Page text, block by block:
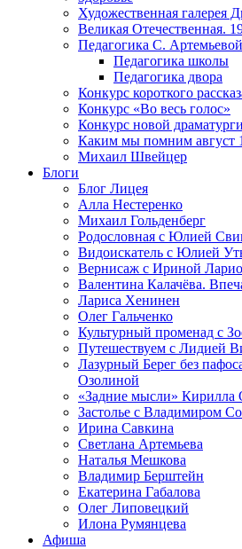
Художественная галерея
Великая Отечественная.
Педагогика С. Артемьевой
Педагогика школы
Педагогика двора
Конкурс короткого
Конкурс «Во весь голос»
Конкурс новой
Каким мы помним август
Михаил Швейцер
Блоги
Блог Лицея
Алла Нестеренко
Михаил Гольденберг
Родословная с Юлией
Видоискатель с Юлией
Вернисаж с Ириной
Валентина Калачёва.
Лариса Хенинен
Олег Гальченко
Культурный променад с
Путешествуем с Лидией
Лазурный Берег без
Озолиной
«Задние мысли»
Застолье с Владимиром
Ирина Савкина
Светлана Артемьева
Наталья Мешкова
Владимир Берштейн
Екатерина Габалова
Олег Липовецкий
Илона Румянцева
Афиша